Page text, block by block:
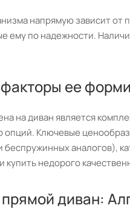
напрямую зависит от
ему по надежности.
ее
на диван является
опций. Ключевые
беспружинных аналогов),
купить недорого
прямой диван: